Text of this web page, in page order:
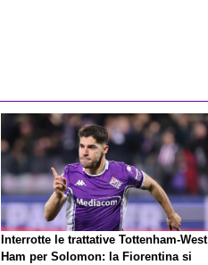
Interrotte le trattative Tottenham-West
Ham per Solomon: la Fiorentina si